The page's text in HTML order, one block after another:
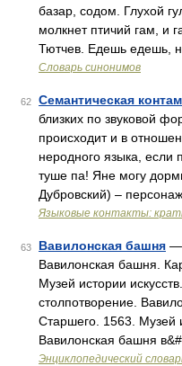
базар, содом. Глухой
молкнет птичий гам, и
Тютчев. Едешь едешь,
Словарь синонимов
62 Семантическая
близких по звуковой
происходит и в
неродного языка,
туше па! Яне могу
Дубровский) –
Языковые контакты:
63 Вавилонская башня —
Вавилонская башня.
Музей истории
столпотворение.
Старшего. 1563. Музей
Вавилонская башня
Энциклопедический